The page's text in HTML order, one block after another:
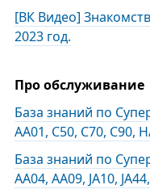
[ВК Видео]
2023 год.
Про обслуживание
База знаний по
АА01, С50, C70, C90,
База знаний по
АА04, AA09, JA10,